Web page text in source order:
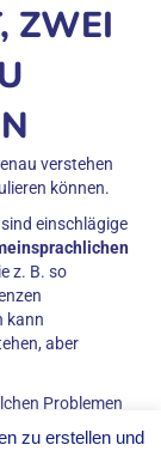
ZWEI
verstehen
können.
sind einschlägige
z. B. so
kann
aber
Problemen
zu erstellen und